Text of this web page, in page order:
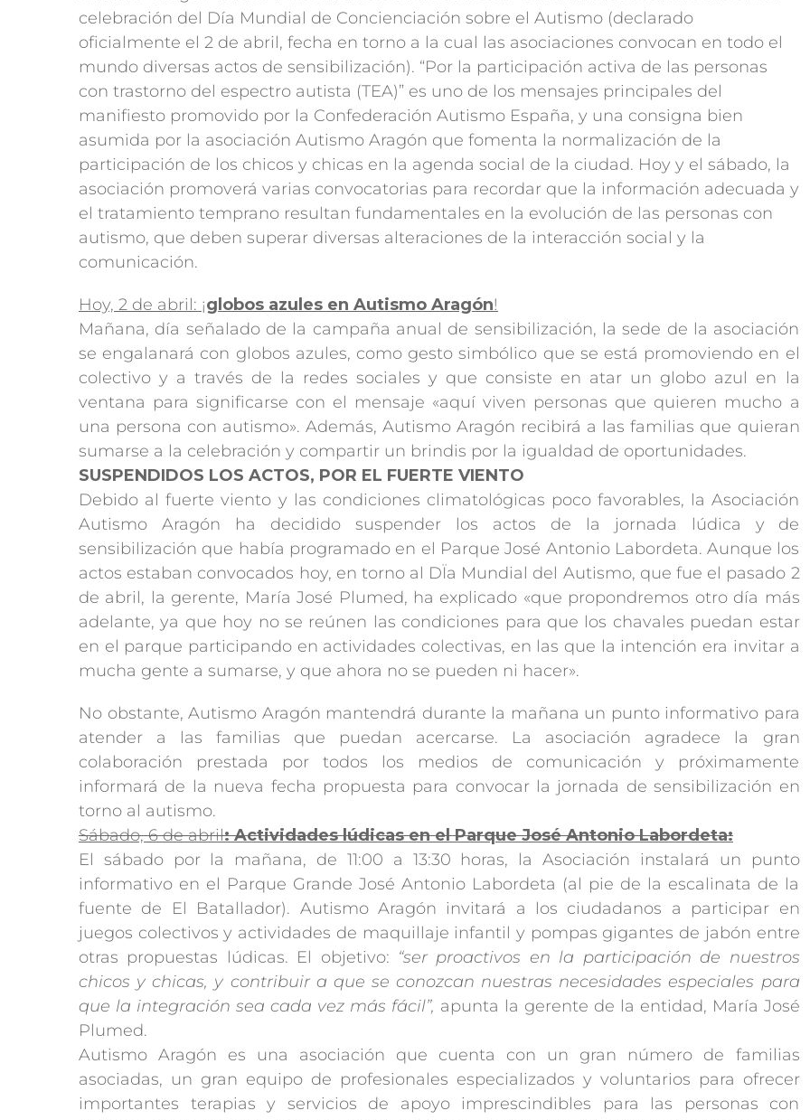
celebración del Día Mundial de Concienciación sobre el Autismo (declarado
oficialmente el 2 de abril, fecha en torno a la cual las asociaciones convocan en todo el
mundo diversas actos de sensibilización). “Por la participación activa de las personas
con trastorno del espectro autista (TEA)” es uno de los mensajes principales del
manifiesto promovido por la Confederación Autismo España, y una consigna bien
asumida por la asociación Autismo Aragón que fomenta la normalización de la
participación de los chicos y chicas en la agenda social de la ciudad. Hoy y el sábado, la
asociación promoverá varias convocatorias para recordar que la información adecuada y
el tratamiento temprano resultan fundamentales en la evolución de las personas con
autismo, que deben superar diversas alteraciones de la interacción social y la
comunicación.
Hoy, 2 de abril: ¡globos azules en Autismo Aragón!
Mañana, día señalado de la campaña anual de sensibilización, la sede de la asociación
se engalanará con globos azules, como gesto simbólico que se está promoviendo en el
colectivo y a través de la redes sociales y que consiste en atar un globo azul en la
ventana para significarse con el mensaje «aquí viven personas que quieren mucho a
una persona con autismo». Además, Autismo Aragón recibirá a las familias que quieran
sumarse a la celebración y compartir un brindis por la igualdad de oportunidades.
SUSPENDIDOS LOS ACTOS, POR EL FUERTE VIENTO
Debido al fuerte viento y las condiciones climatológicas poco favorables, la Asociación
Autismo Aragón ha decidido suspender los actos de la jornada lúdica y de
sensibilización que había programado en el Parque José Antonio Labordeta. Aunque los
actos estaban convocados hoy, en torno al DÏa Mundial del Autismo, que fue el pasado 2
de abril, la gerente, María José Plumed, ha explicado «que propondremos otro día más
adelante, ya que hoy no se reúnen las condiciones para que los chavales puedan estar
en el parque participando en actividades colectivas, en las que la intención era invitar a
mucha gente a sumarse, y que ahora no se pueden ni hacer».
No obstante, Autismo Aragón mantendrá durante la mañana un punto informativo para
atender a las familias que puedan acercarse. La asociación agradece la gran
colaboración prestada por todos los medios de comunicación y próximamente
informará de la nueva fecha propuesta para convocar la jornada de sensibilización en
torno al autismo.
Sábado, 6 de abril: Actividades lúdicas en el Parque José Antonio Labordeta:
El sábado por la mañana, de 11:00 a 13:30 horas, la Asociación instalará un punto
informativo en el Parque Grande José Antonio Labordeta (al pie de la escalinata de la
fuente de El Batallador). Autismo Aragón invitará a los ciudadanos a participar en
juegos colectivos y actividades de maquillaje infantil y pompas gigantes de jabón entre
otras propuestas lúdicas. El objetivo: “ser proactivos en la participación de nuestros
chicos y chicas, y contribuir a que se conozcan nuestras necesidades especiales para
que la integración sea cada vez más fácil”, apunta la gerente de la entidad, María José
Plumed.
Autismo Aragón es una asociación que cuenta con un gran número de familias
asociadas, un gran equipo de profesionales especializados y voluntarios para ofrecer
importantes terapias y servicios de apoyo imprescindibles para las personas con